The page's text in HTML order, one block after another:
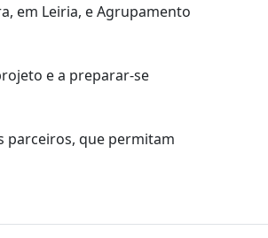
em Leiria, e Agrupamento
e a preparar-se
parceiros, que permitam